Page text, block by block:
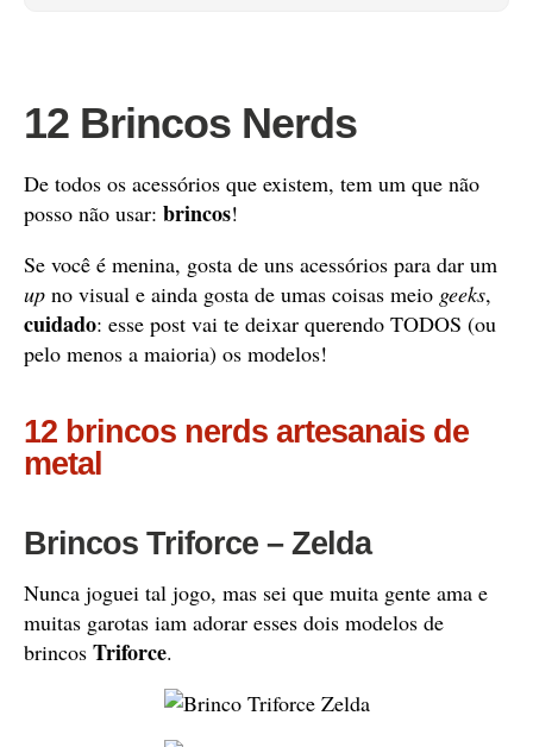
12 Brincos Nerds
De todos os acessórios que existem, tem um que não
posso não usar: brincos!
Se você é menina, gosta de uns acessórios para dar um
up no visual e ainda gosta de umas coisas meio geeks,
cuidado: esse post vai te deixar querendo TODOS (ou
pelo menos a maioria) os modelos!
12 brincos nerds artesanais de
metal
Brincos Triforce – Zelda
Nunca joguei tal jogo, mas sei que muita gente ama e
muitas garotas iam adorar esses dois modelos de
brincos Triforce.